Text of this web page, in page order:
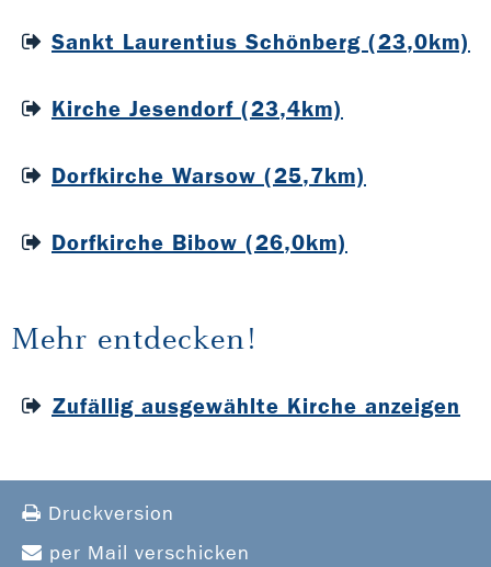
Sankt Laurentius Schönberg (23,0km)
Kirche Jesendorf (23,4km)
Dorfkirche Warsow (25,7km)
Dorfkirche Bibow (26,0km)
Mehr entdecken!
Zufällig ausgewählte Kirche anzeigen
Druckversion
per Mail verschicken